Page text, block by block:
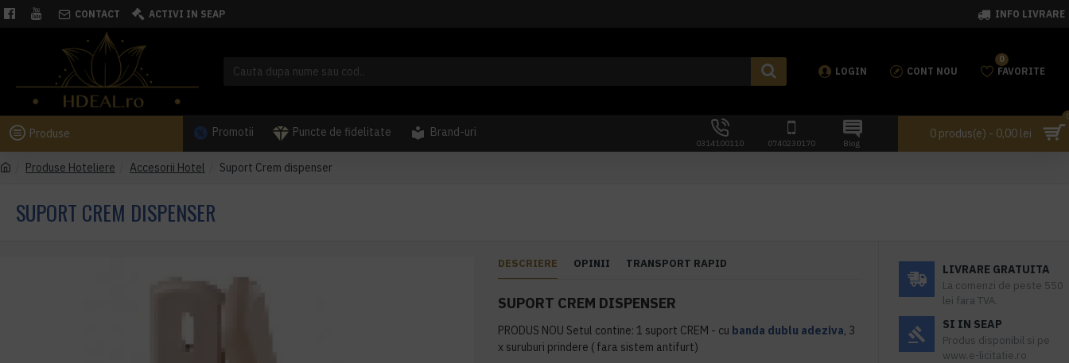
CONTACT ACTIVI IN SEAP INFO LIVRARE
LOGIN CONT NOU FAVORITE
0
Produse Promotii Puncte de fidelitate Brand-uri
0314100110 0740230170 Blog
0 produs(e) - 0,00 lei
Produse Hoteliere Accesorii Hotel Suport Crem dispenser
SUPORT CREM DISPENSER
DESCRIERE OPINII TRANSPORT RAPID
SUPORT CREM DISPENSER
PRODUS NOU Setul contine: 1 suport CREM - cu banda dublu adeziva, 3
x suruburi prindere ( fara sistem antifurt)
LIVRARE GRATUITA
La comenzi de peste 550
lei fara TVA.
SI IN SEAP
Produs disponibil si pe
www.e-licitatie.ro